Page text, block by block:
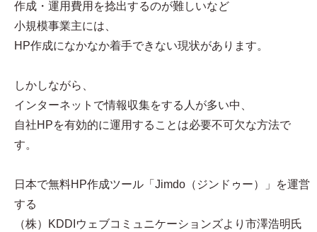
作成・運用費用を捻出するのが難しいなど
小規模事業主には、
HP作成になかなか着手できない現状があります。
しかしながら、
インターネットで情報収集をする人が多い中、
自社HPを有効的に運用することは必要不可欠な方法で
す。
日本で無料HP作成ツール「Jimdo（ジンドゥー）」を運営
する
（株）KDDIウェブコミュニケーションズより市澤浩明氏